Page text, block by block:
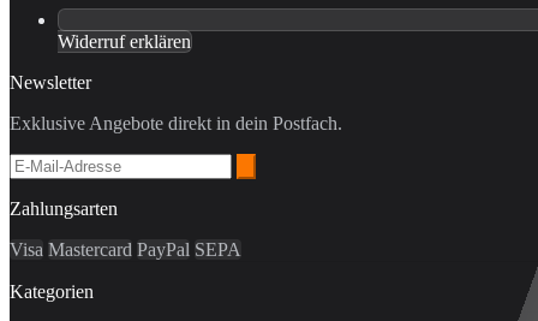
Widerruf erklären
Newsletter
Exklusive Angebote direkt in dein Postfach.
Zahlungsarten
Visa Mastercard PayPal SEPA
Kategorien